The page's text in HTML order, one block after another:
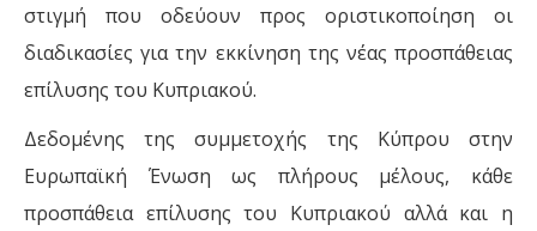
στιγμή που οδεύουν προς οριστικοποίηση οι
διαδικασίες για την εκκίνηση της νέας προσπάθειας
επίλυσης του Κυπριακού.
Δεδομένης της συμμετοχής της Κύπρου στην
Ευρωπαϊκή Ένωση ως πλήρους μέλους, κάθε
προσπάθεια επίλυσης του Κυπριακού αλλά και η